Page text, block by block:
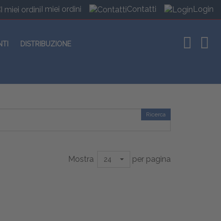
I miei ordini Contatti Login
DISTRIBUZIONE
Ricerca
Mostra 24 per pagina